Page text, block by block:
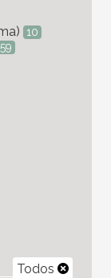
10
59
Todos